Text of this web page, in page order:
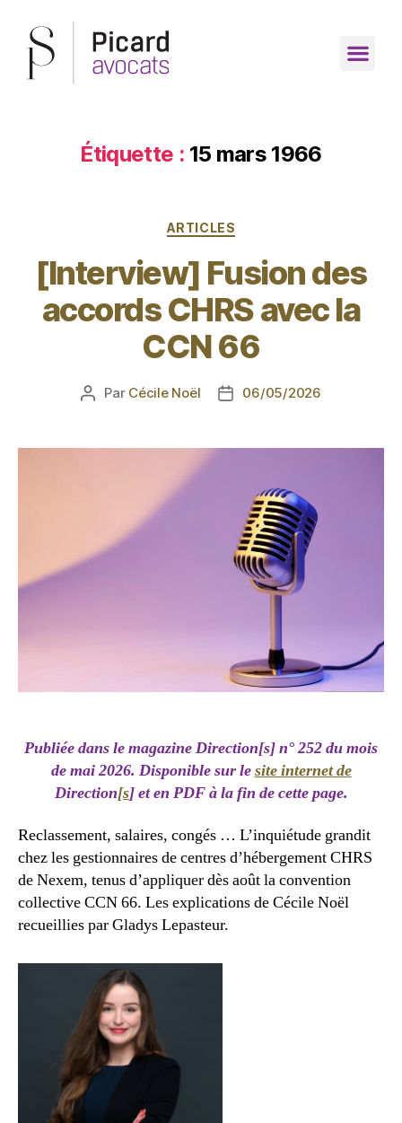
Étiquette : 15 mars 1966
ARTICLES
[Interview] Fusion des
accords CHRS avec la
CCN 66
Par Cécile Noël 06/05/2026
Publiée dans le magazine Direction[s]n° 252 du mois
de mai 2026. Disponible sur lesite internet de
Direction[s] et en PDF à la fin de cette page.
Reclassement, salaires, congés … L’inquiétude grandit
chez les gestionnaires de centres d’hébergement CHRS
de Nexem, tenus d’appliquer dès août la convention
collective CCN 66. Les explications de Cécile Noël
recueillies par Gladys Lepasteur.